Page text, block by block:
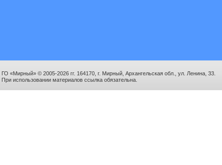
ГО «Мирный» © 2005-2026 гг. 164170, г. Мирный, Архангельская обл., ул. Ленина, 33.
При использовании материалов ссылка обязательна.